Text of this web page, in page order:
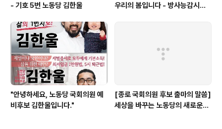
- 기호 5번 노동당 김한울
우리의 봄입니다 - 방사능감시센
"안녕하세요, 노동당 국회의원 예
비후보 김한울입니다."
[종로 국회의원 후보 출마의 말씀]
세상을 바꾸는 노동당의 새로운